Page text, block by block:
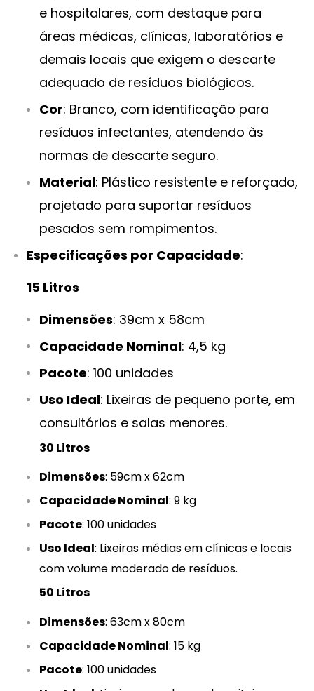
e hospitalares, com destaque para
áreas médicas, clínicas, laboratórios e
demais locais que exigem o descarte
adequado de resíduos biológicos.
Cor: Branco, com identificação para
resíduos infectantes, atendendo às
normas de descarte seguro.
Material: Plástico resistente e reforçado,
projetado para suportar resíduos
pesados sem rompimentos.
Especificações por Capacidade:
15 Litros
Dimensões: 39cm x 58cm
Capacidade Nominal: 4,5 kg
Pacote: 100 unidades
Uso Ideal: Lixeiras de pequeno porte, em
consultórios e salas menores.
30 Litros
Dimensões: 59cm x 62cm
Capacidade Nominal: 9 kg
Pacote: 100 unidades
Uso Ideal: Lixeiras médias em clínicas e locais
com volume moderado de resíduos.
50 Litros
Dimensões: 63cm x 80cm
Capacidade Nominal: 15 kg
Pacote: 100 unidades